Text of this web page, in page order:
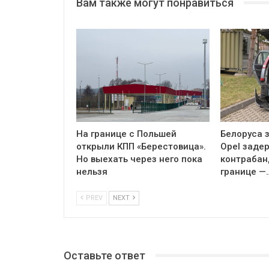
На границе с Польшей
открыли КПП «Берестовица».
Но выехать через него пока
нельзя
Белоруса
Opel
границе
PREV NEXT
Оставьте ответ